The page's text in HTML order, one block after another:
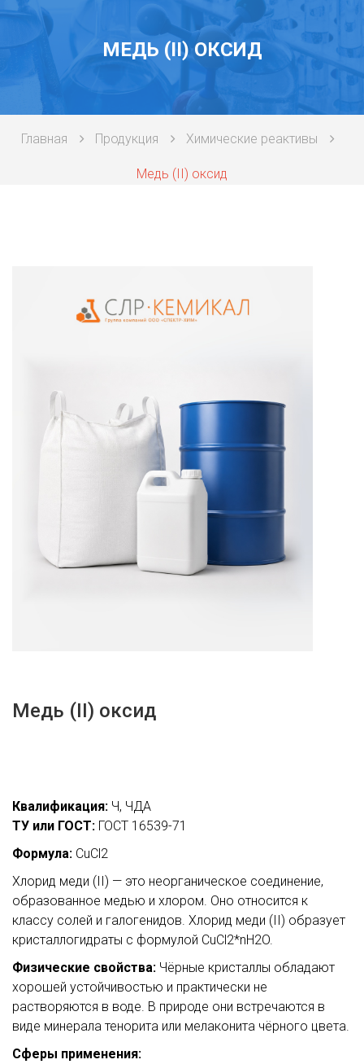
Кислоты
Пищевая химия для производств
Стандарт-титры
СЕРТИФИКАТЫ
КОНТАКТЫ
МЕДЬ (II) ОКСИД
Главная Продукция Химические реактивы
Медь (II) оксид
Медь (II) оксид
Квалификация: Ч, ЧДА
ТУ или ГОСТ: ГОСТ 16539-71
Формула: CuCl2
Хлорид меди (II) — это неорганическое соединение,
образованное медью и хлором. Оно относится к
классу солей и галогенидов. Хлорид меди (II) образует
кристаллогидраты с формулой CuCl2*nH2O.
Физические свойства: Чёрные кристаллы обладают
хорошей устойчивостью и практически не
растворяются в воде. В природе они встречаются в
виде минерала тенорита или мелаконита чёрного цвета.
Сферы применения: